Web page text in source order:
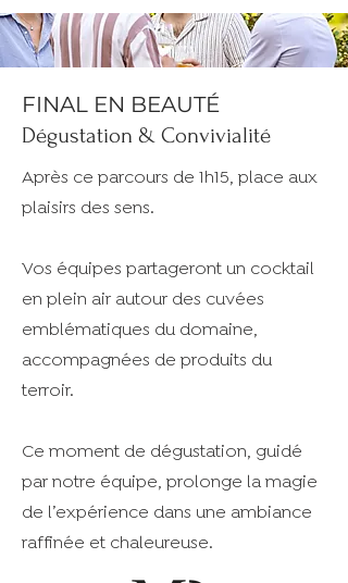
FINAL EN BEAUTÉ
Dégustation & Convivialité
Après ce parcours de 1h15, place aux
plaisirs des sens.
Vos équipes partageront un cocktail
en plein air autour des cuvées
emblématiques du domaine,
accompagnées de produits du
terroir.
Ce moment de dégustation, guidé
par notre équipe, prolonge la magie
de l’expérience dans une ambiance
raffinée et chaleureuse.